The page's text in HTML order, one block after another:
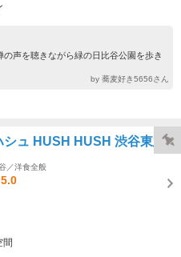
声を聴きながら緑の日比谷公園を歩き
by 蕎麦好き5656さん
シュ HUSH HUSH 渋谷東急
／洋食全般
5.0
間